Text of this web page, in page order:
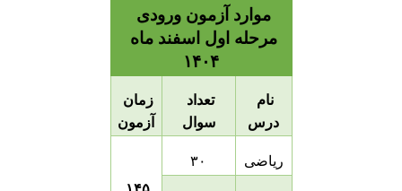
موارد آزمون ورودی
مرحله اول اسفند ماه
۱۴۰۴
نام
درس
تعداد
سوال
زمان
آزمون
ریاضی
۳۰